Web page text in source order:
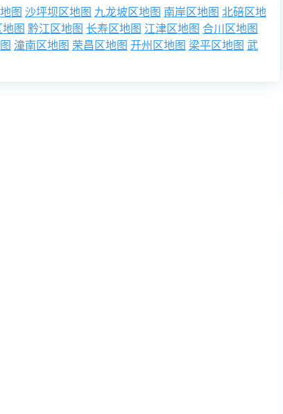
图 沙坪坝区地图 九龙坡区地图 南岸区地图 北碚区地
地图 黔江区地图 长寿区地图 江津区地图 合川区地图
潼南区地图 荣昌区地图 开州区地图 梁平区地图 武